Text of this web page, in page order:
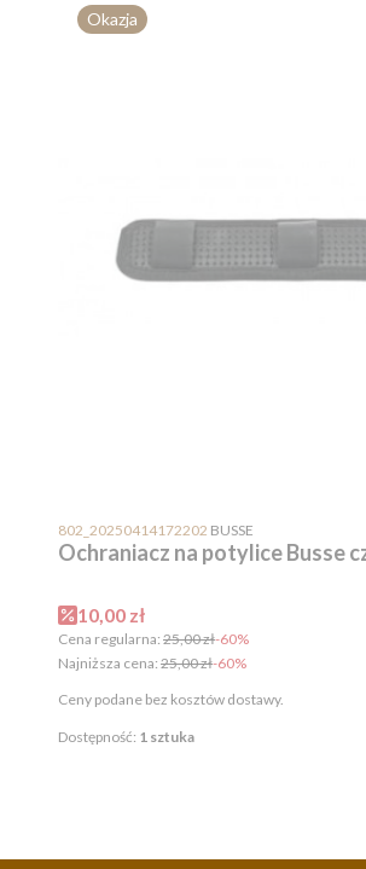
Okazja
802_20250414172202 PRODUCENT
BUSSE
Ochraniacz na potylice Busse
Cena promocyjna
10,00 zł
Cena regularna: 25,00 zł-60%
Najniższa cena: 25,00 zł-60%
Ceny podane bez kosztów dostawy.
Dostępność: 1 sztuka